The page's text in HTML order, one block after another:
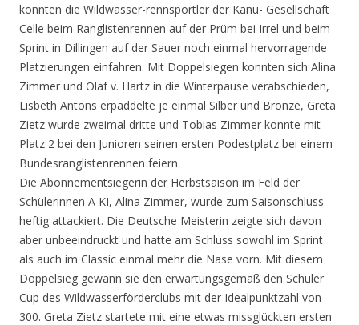
konnten die Wildwasser-rennsportler der Kanu- Gesellschaft
Celle beim Ranglistenrennen auf der Prüm bei Irrel und beim
Sprint in Dillingen auf der Sauer noch einmal hervorragende
Platzierungen einfahren. Mit Doppelsiegen konnten sich Alina
Zimmer und Olaf v. Hartz in die Winterpause verabschieden,
Lisbeth Antons erpaddelte je einmal Silber und Bronze, Greta
Zietz wurde zweimal dritte und Tobias Zimmer konnte mit
Platz 2 bei den Junioren seinen ersten Podestplatz bei einem
Bundesranglistenrennen feiern.
Die Abonnementsiegerin der Herbstsaison im Feld der
Schülerinnen A KI, Alina Zimmer, wurde zum Saisonschluss
heftig attackiert. Die Deutsche Meisterin zeigte sich davon
aber unbeeindruckt und hatte am Schluss sowohl im Sprint
als auch im Classic einmal mehr die Nase vorn. Mit diesem
Doppelsieg gewann sie den erwartungsgemäß den Schüler
Cup des Wildwasserförderclubs mit der Idealpunktzahl von
300. Greta Zietz startete mit eine etwas missglückten ersten